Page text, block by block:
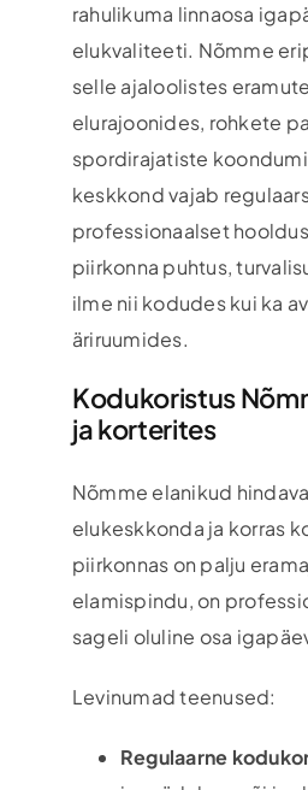
rahulikuma linnaosa
elukvaliteeti. Nõmme
selle ajaloolistes
elurajoonides, rohkete
spordirajatiste
keskkond vajab
professionaalset
piirkonna puhtus,
ilme nii kodudes kui ka
äriruumides.
Kodukoristus
ja korterites
Nõmme elanikud
elukeskkonda ja korras
piirkonnas on palju
elamispindu, on
sageli oluline osa
Levinumad teenused:
Regulaarne